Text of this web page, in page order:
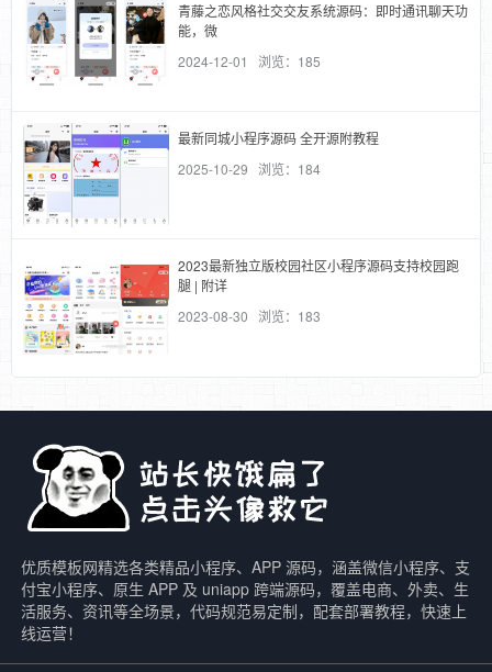
青藤之恋风格社交交友系统源码：即时通讯聊天功
能，微
2024-12-01 浏览：185
最新同城小程序源码 全开源附教程
2025-10-29 浏览：184
2023最新独立版校园社区小程序源码支持校园跑
腿 | 附详
2023-08-30 浏览：183
优质模板网精选各类精品小程序、APP 源码，涵盖微信小程序、支
付宝小程序、原生 APP 及 uniapp 跨端源码，覆盖电商、外卖、生
活服务、资讯等全场景，代码规范易定制，配套部署教程，快速上
线运营！